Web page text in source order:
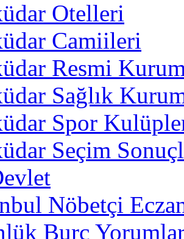
Otelleri
Camiileri
Resmi
Sağlık
Spor
Seçim
Nöbetçi
Burç